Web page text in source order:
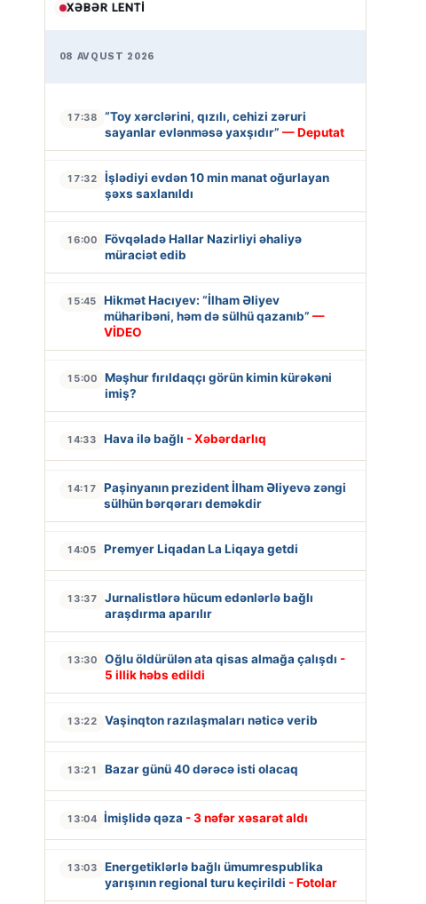
XƏBƏR LENTI
08 AVQUST 2026
17:38
“Toy xərclərini, qızılı, cehizi zəruri
sayanlar evlənməsə yaxşıdır” — Deputat
17:32
İşlədiyi evdən 10 min manat oğurlayan
şəxs saxlanıldı
16:00
Fövqəladə Hallar Nazirliyi əhaliyə
müraciət edib
15:45
Hikmət Hacıyev: “İlham Əliyev
müharibəni, həm də sülhü qazanıb” —
VİDEO
15:00
Məşhur fırıldaqçı görün kimin kürəkəni
imiş?
14:33 Hava ilə bağlı - Xəbərdarlıq
14:17
Paşinyanın prezident İlham Əliyevə zəngi
sülhün bərqərarı deməkdir
14:05 Premyer Liqadan La Liqaya getdi
13:37
Jurnalistlərə hücum edənlərlə bağlı
araşdırma aparılır
13:30 Oğlu öldürülən ata qisas almağa çalışdı -
5 illik həbs edildi
13:22 Vaşinqton razılaşmaları nəticə verib
13:21 Bazar günü 40 dərəcə isti olacaq
13:04 İmişlidə qəza - 3 nəfər xəsarət aldı
13:03
Energetiklərlə bağlı ümumrespublika
yarışının regional turu keçirildi - Fotolar